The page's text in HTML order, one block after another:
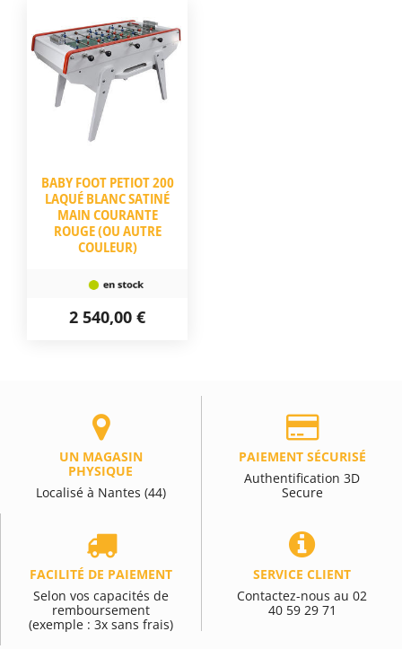
BABY FOOT PETIOT 200
LAQUÉ BLANC SATINÉ
MAIN COURANTE
ROUGE (OU AUTRE
COULEUR)
2 540,00 €
UN MAGASIN
PHYSIQUE
Localisé à Nantes (44)
PAIEMENT SÉCURISÉ
Authentification 3D
Secure
FACILITÉ DE PAIEMENT
Selon vos capacités de
remboursement
(exemple : 3x sans frais)
SERVICE CLIENT
Contactez-nous au 02
40 59 29 71